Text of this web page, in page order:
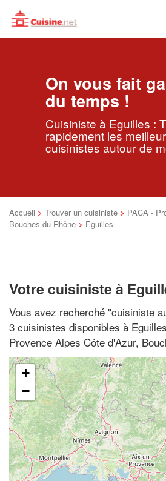
On vous fait
du temps !
Cuisiniste à Eguilles :
rapidement les
cuisinistes autour de
Accueil > Trouver un cuisiniste > PACA -
Bouches-du-Rhône > Eguilles
Votre cuisiniste à
Vous avez recherché "cuisiniste
3 cuisinistes disponibles à
Provence Alpes Côte d'Azur,
+
−